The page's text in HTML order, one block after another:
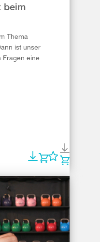
beim
Thema
ist unser
Fragen eine